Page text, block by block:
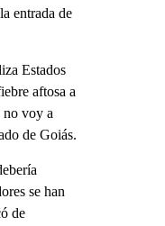
entrada de
Estados
aftosa a
no voy a
de Goiás.
se han
de